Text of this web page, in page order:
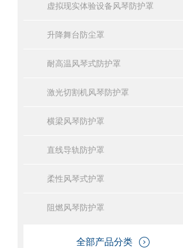
虚拟现实体验设备风琴防护罩
升降舞台防尘罩
耐高温风琴式防护罩
激光切割机风琴防护罩
横梁风琴防护罩
直线导轨防护罩
柔性风琴式护罩
阻燃风琴防护罩
全部产品分类